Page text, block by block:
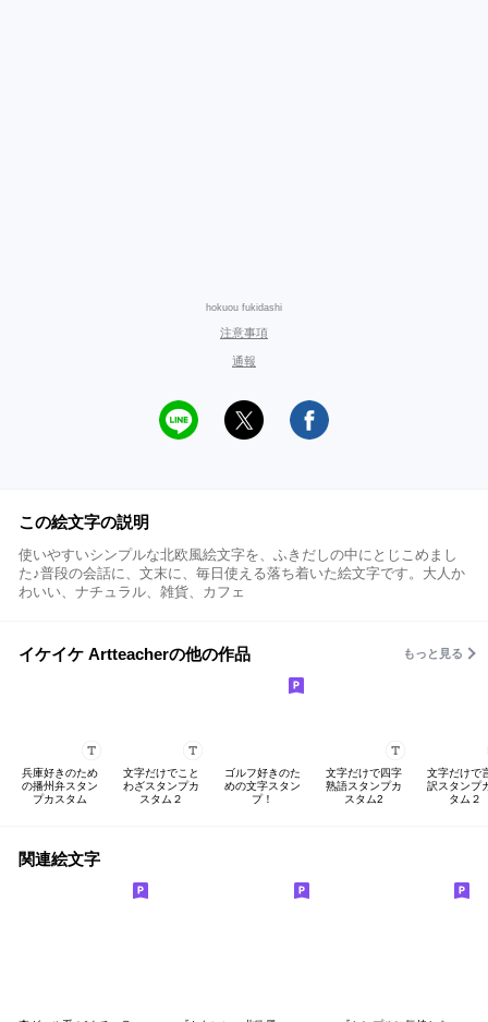
hokuou fukidashi
注意事項
通報
この絵文字の説明
使いやすいシンプルな北欧風絵文字を、ふきだしの中にとじこめまし
た♪普段の会話に、文末に、毎日使える落ち着いた絵文字です。大人か
わいい、ナチュラル、雑貨、カフェ
イケイケ Artteacherの他の作品 もっと見る
兵庫好きのため
の播州弁スタン
プカスタム
文字だけでこと
わざスタンプカ
スタム２
ゴルフ好きのた
めの文字スタン
プ！
文字だけで四字
熟語スタンプカ
スタム2
文字だけで
訳スタンプ
タム２
関連絵文字